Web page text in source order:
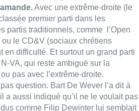
de savoir envoyer des signaux qui
pas vraiment.Il n’y a pas de
au cordon sanitaire
VA,c’est plutôt à ce stade une
Et on sait aussi que
comme Théo Francken sont plus
avec le Belang pour faire
la Flandre et donner un grand coup
de l’immigration ou de la